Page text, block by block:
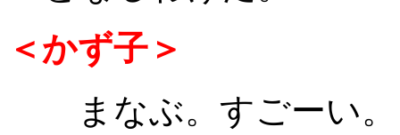
＜かず子＞
まなぶ。すごーい。